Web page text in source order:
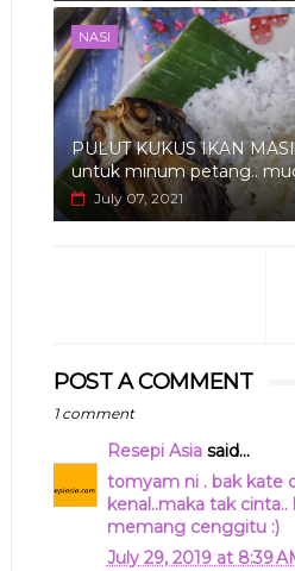
NASI
PULUT KUKUS IKAN
untuk minum petang..
July 07, 2021
POST A COMMENT
1 comment
Resepi Asiasaid...
tomyam ni . bak kate
kenal..maka tak cinta..
memang cenggitu :)
July 29, 2019 at 8:39